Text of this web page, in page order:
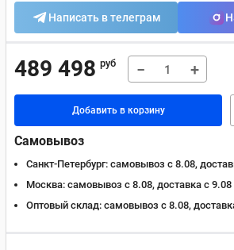
Написать в телеграм
489 498 руб − +
Добавить в корзину
Самовывоз
Санкт-Петербург: самовывоз с 8.08,
Москва: самовывоз с 8.08, доставка c 9.08
Оптовый склад: самовывоз с 8.08,